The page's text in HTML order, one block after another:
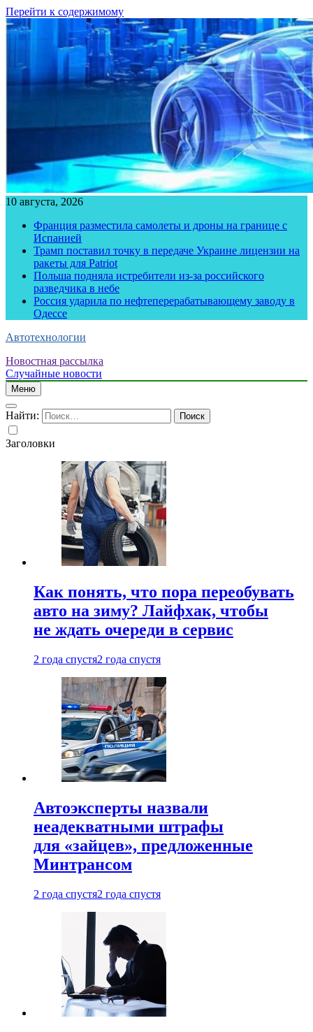
Перейти к содержимому
10 августа, 2026
Франция разместила самолеты и дроны на границе с
Испанией
Трамп поставил точку в передаче Украине лицензии на
ракеты для Patriot
Польша подняла истребители из-за российского
разведчика в небе
Россия ударила по нефтеперерабатывающему заводу в
Одессе
Автотехнологии
Новостная рассылка
Случайные новости
Меню
Найти:
Заголовки
Как понять, что пора переобувать
авто на зиму? Лайфхак, чтобы
не ждать очереди в сервис
2 года спустя2 года спустя
Автоэксперты назвали
неадекватными штрафы
для «зайцев», предложенные
Минтрансом
2 года спустя2 года спустя